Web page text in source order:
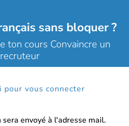
sans bloquer ?
ton cours Convaincre un
recruteur
pour vous connecter
envoyé à l'adresse mail.